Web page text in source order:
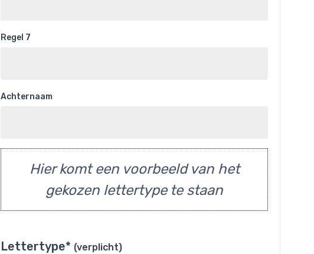
Regel 7
Achternaam
Hier komt een voorbeeld van het
gekozen lettertype te staan
Lettertype* (verplicht)